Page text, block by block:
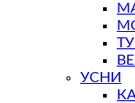
УСНИ